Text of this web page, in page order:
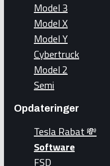
Model 3
Model X
Model Y
Cybertruck
Model 2
Semi
Opdateringer
Tesla Rabat 💸
Software
FSD